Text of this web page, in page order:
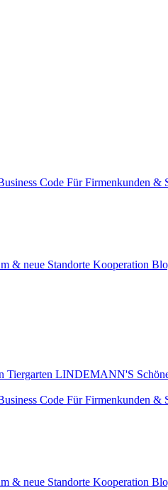
Code Für Firmenkunden &
& neue Standorte Kooperation
Tiergarten LINDEMANN'S
Code Für Firmenkunden &
& neue Standorte Kooperation